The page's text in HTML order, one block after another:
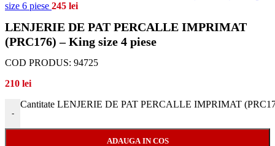
size 6 piese 245 lei
LENJERIE DE PAT PERCALLE IMPRIMAT
(PRC176) – King size 4 piese
COD PRODUS: 94725
210 lei
-
Cantitate LENJERIE DE PAT PERCALLE IMPRIMAT
ADAUGA IN COS